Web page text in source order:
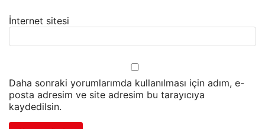
İnternet sitesi
Daha sonraki yorumlarımda kullanılması için adım, e-
posta adresim ve site adresim bu tarayıcıya
kaydedilsin.